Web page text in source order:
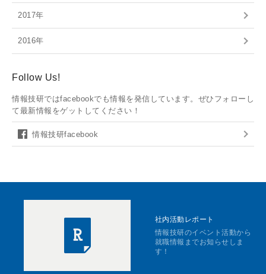
2017年
2016年
Follow Us!
情報技研ではfacebookでも情報を発信しています。ぜひフォローし
て最新情報をゲットしてください！
情報技研facebook
社内活動レポート
情報技研のイベント活動から
就職情報までお知らせしま
す！